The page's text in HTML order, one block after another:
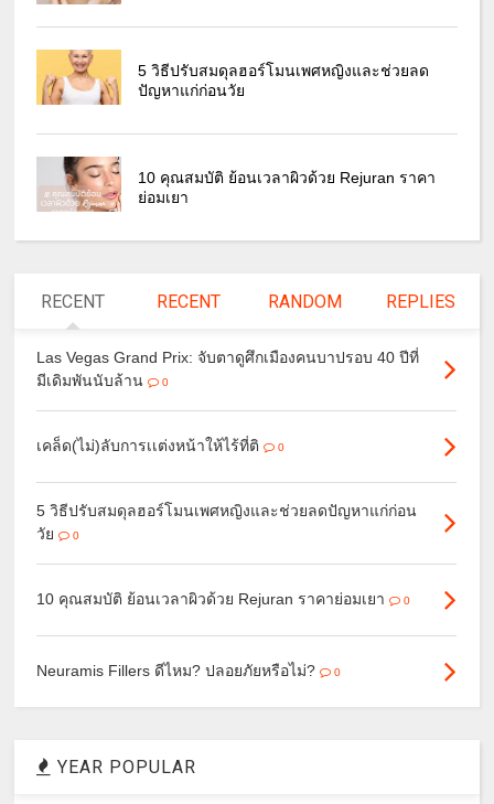
5 วิธีปรับสมดุลฮอร์โมนเพศหญิงและช่วยลด
ปัญหาแก่ก่อนวัย
10 คุณสมบัติ ย้อนเวลาผิวด้วย Rejuran ราคา
ย่อมเยา
RECENT RECENT RANDOM REPLIES
Las Vegas Grand Prix: จับตาดูศึกเมืองคนบาปรอบ 40 ปีที่
มีเดิมพันนับล้าน
0
เคล็ด(ไม่)ลับการเเต่งหน้าให้ไร้ที่ติ 0
5 วิธีปรับสมดุลฮอร์โมนเพศหญิงและช่วยลดปัญหาแก่ก่อน
วัย
0
10 คุณสมบัติ ย้อนเวลาผิวด้วย Rejuran ราคาย่อมเยา 0
Neuramis Fillers ดีไหม? ปลอยภัยหรือไม่? 0
YEAR POPULAR